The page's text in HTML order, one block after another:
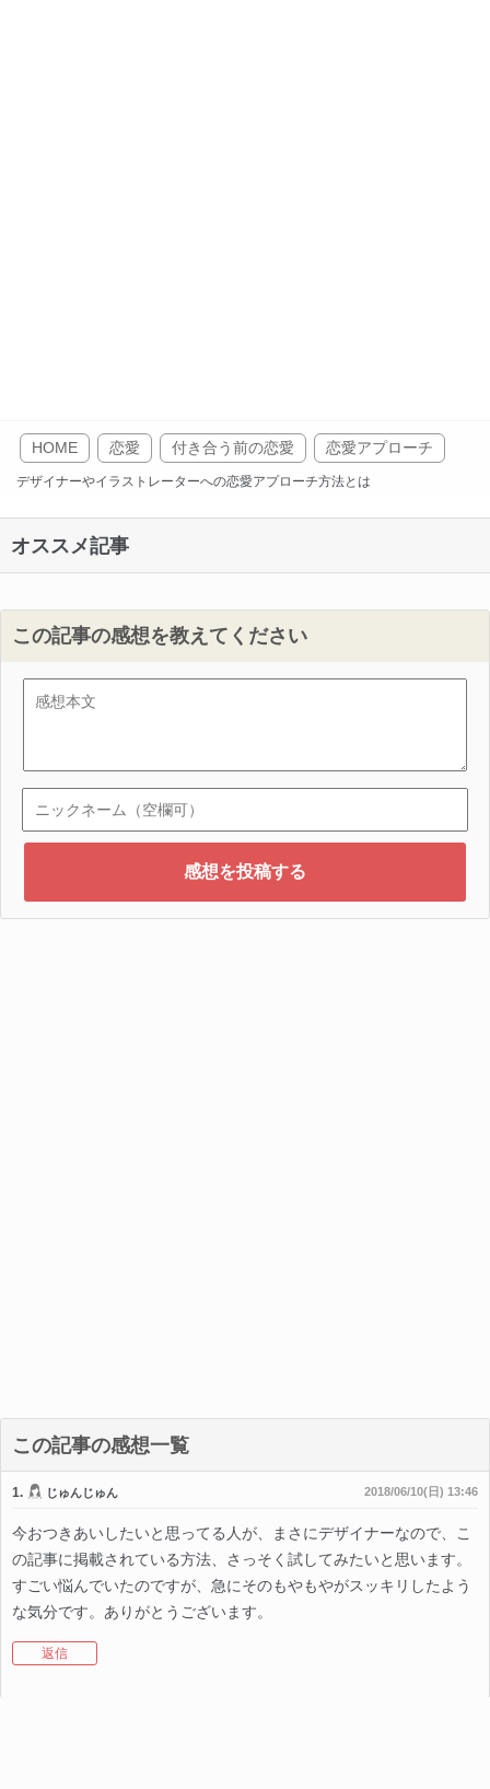
HOME 恋愛 付き合う前の恋愛 恋愛アプローチ
デザイナーやイラストレーターへの恋愛アプローチ方法とは
オススメ記事
この記事の感想を教えてください
この記事の感想一覧
1. じゅんじゅん 2018/06/10(日) 13:46
今おつきあいしたいと思ってる人が、まさにデザイナーなので、こ
の記事に掲載されている方法、さっそく試してみたいと思います。
すごい悩んでいたのですが、急にそのもやもやがスッキリしたよう
な気分です。ありがとうございます。
返信